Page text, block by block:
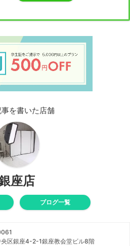
事を書いた店舗
座店
ブログ一覧
央区銀座4-2-1銀座教会堂ビル8階